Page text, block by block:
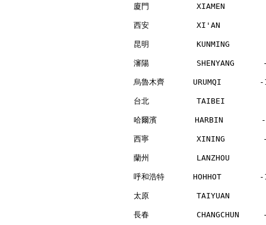
廈門          XIAMEN
西安          XI'AN
昆明          KUNMING
瀋陽          SHENYANG
烏魯木齊      URUMQI
台北          TAIBEI
哈爾濱        HARBIN
西寧          XINING
蘭州          LANZHOU
呼和浩特      HOHHOT
太原          TAIYUAN
長春